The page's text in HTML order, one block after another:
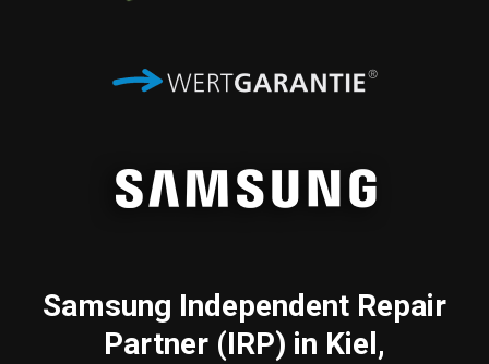
Samsung Independent Repair
Partner (IRP) in Kiel,